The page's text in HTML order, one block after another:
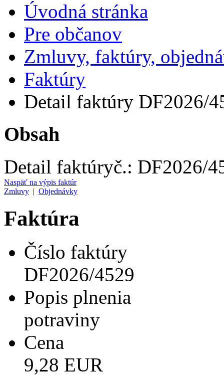
Úvodná stránka
Pre občanov
Zmluvy, faktúry,
Faktúry
Detail faktúry DF2026/
Obsah
Detail faktúryč.: DF2026/
Naspäť na výpis faktúr
Zmluvy | Objednávky
Faktúra
Číslo faktúry
DF2026/4529
Popis plnenia
potraviny
Cena
9,28 EUR